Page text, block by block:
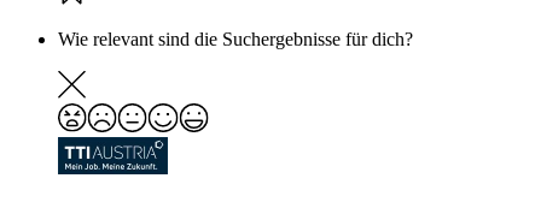
Wie relevant sind die Suchergebnisse für dich?